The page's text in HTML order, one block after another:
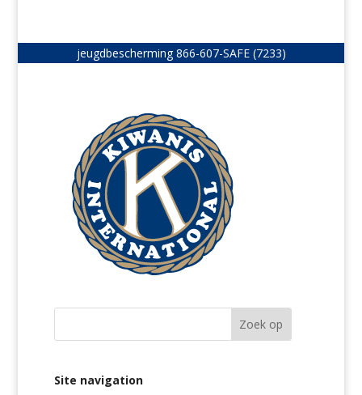
jeugdbescherming 866-607-SAFE (7233)
Site navigation